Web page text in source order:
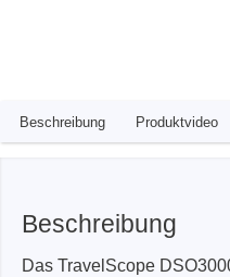
Beschreibung Produktvideo
Beschreibung
Das TravelScope